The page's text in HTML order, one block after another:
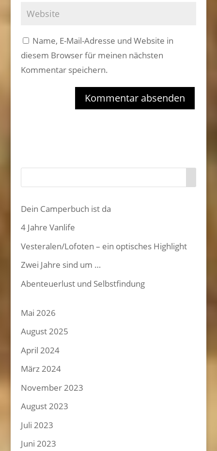
Name, E-Mail-Adresse und Website in
diesem Browser für meinen nächsten
Kommentar speichern.
Dein Camperbuch ist da
4 Jahre Vanlife
Vesteralen/Lofoten – ein optisches Highlight
Zwei Jahre sind um …
Abenteuerlust und Selbstfindung
Mai 2026
August 2025
April 2024
März 2024
November 2023
August 2023
Juli 2023
Juni 2023